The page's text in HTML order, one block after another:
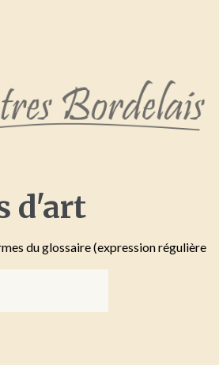
d'art
du glossaire (expression régulière